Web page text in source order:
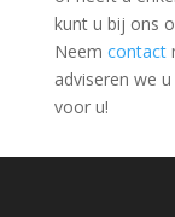
kunt u bij ons
Neem contact
adviseren we
voor u!